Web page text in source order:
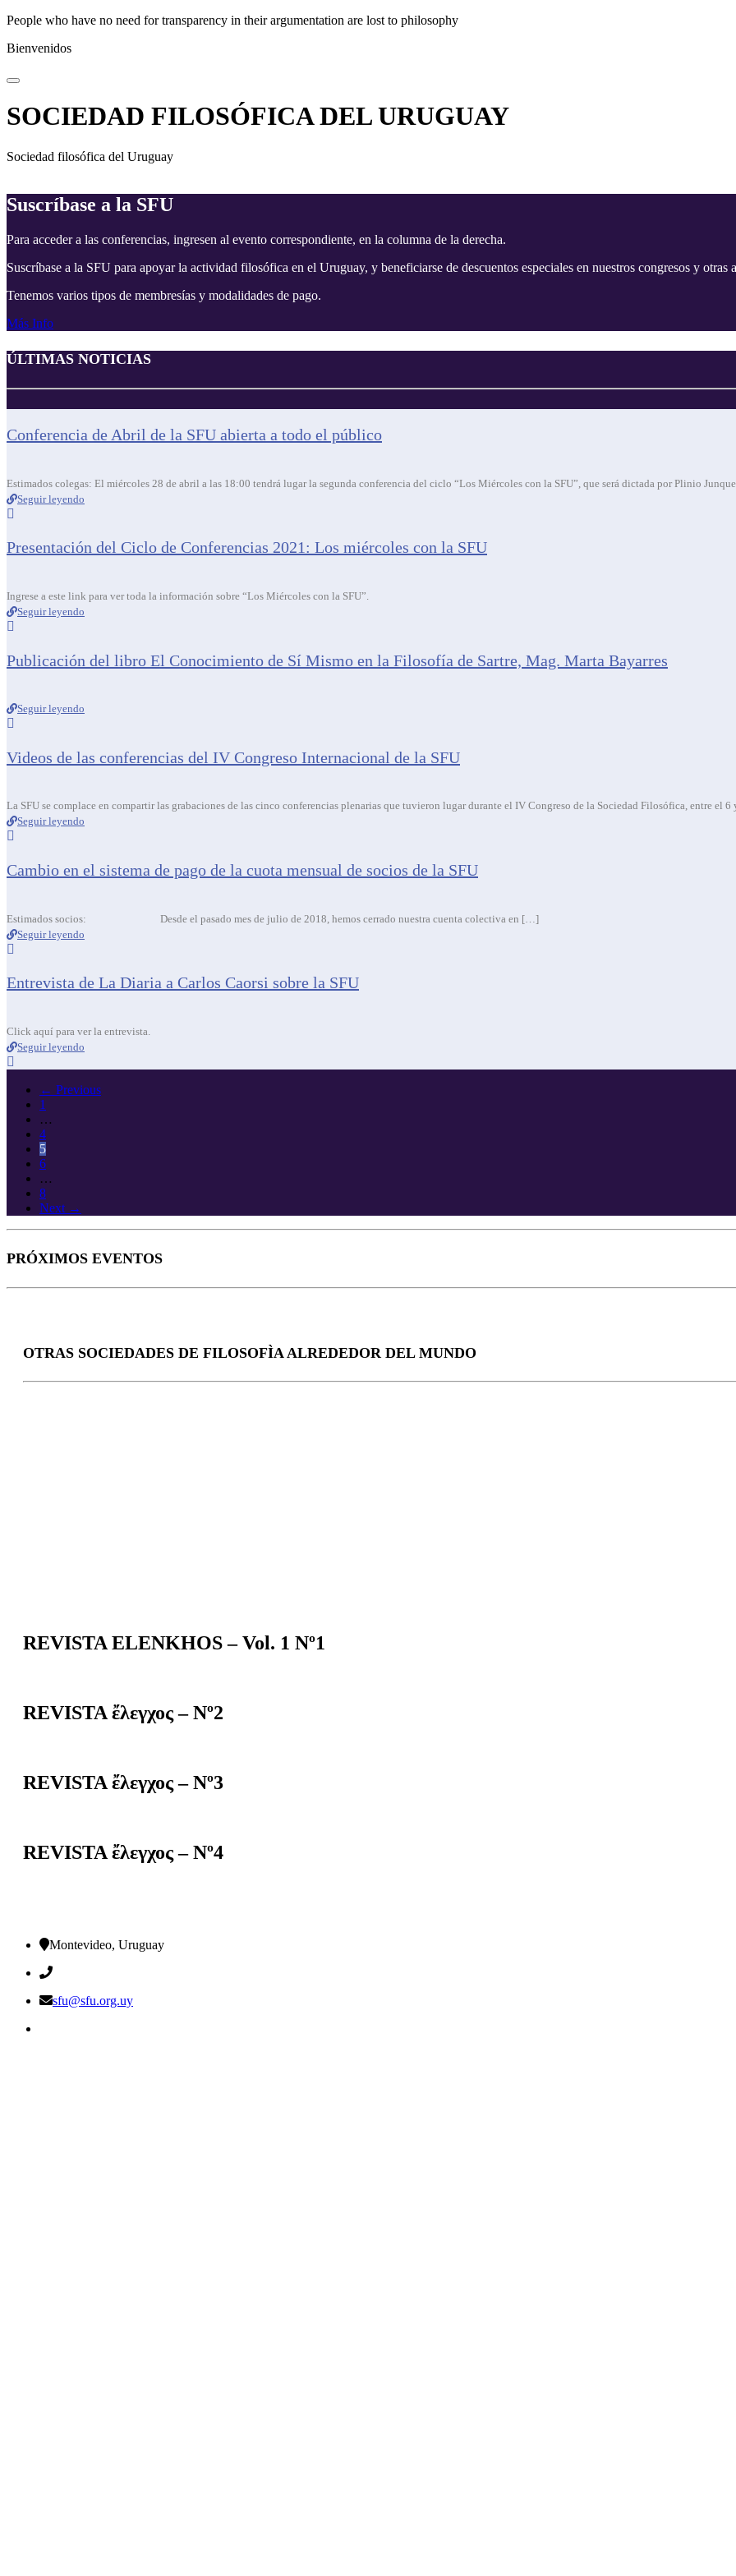
People who have no need for transparency in their argumentation are lost to philosophy
Bienvenidos
SOCIEDAD FILOSÓFICA DEL URUGUAY
Sociedad filosófica del Uruguay
Suscríbase a la SFU
Para acceder a las conferencias, ingresen al evento correspondiente, en la columna de la derecha.
Suscríbase a la SFU para apoyar la actividad filosófica en el Uruguay, y beneficiarse de descuentos especiales en nuestros congresos y otras
Tenemos varios tipos de membresías y modalidades de pago.
Más Info
ÚLTIMAS NOTICIAS
Conferencia de Abril de la SFU abierta a todo el público
Estimados colegas: El miércoles 28 de abril a las 18:00 tendrá lugar la segunda conferencia del ciclo “Los Miércoles con la SFU”, que será dictada por Plinio
Seguir leyendo
Presentación del Ciclo de Conferencias 2021: Los miércoles con la SFU
Ingrese a este link para ver toda la información sobre “Los Miércoles con la SFU”.
Seguir leyendo
Publicación del libro El Conocimiento de Sí Mismo en la Filosofía de Sartre, Mag. Marta Bayarres
Seguir leyendo
Videos de las conferencias del IV Congreso Internacional de la SFU
La SFU se complace en compartir las grabaciones de las cinco conferencias plenarias que tuvieron lugar durante el IV Congreso de la Sociedad Filosófica, entre el
Seguir leyendo
Cambio en el sistema de pago de la cuota mensual de socios de la SFU
Estimados socios: Desde el pasado mes de julio de 2018, hemos cerrado nuestra cuenta colectiva en […]
Seguir leyendo
Entrevista de La Diaria a Carlos Caorsi sobre la SFU
Click aquí para ver la entrevista.
Seguir leyendo
← Previous
1
…
4
5
6
…
8
Next →
PRÓXIMOS EVENTOS
OTRAS SOCIEDADES DE FILOSOFÌA ALREDEDOR DEL MUNDO
REVISTA ELENKHOS – Vol. 1 Nº1
REVISTA ἔλεγχος – Nº2
REVISTA ἔλεγχος – Nº3
REVISTA ἔλεγχος – Nº4
Montevideo, Uruguay
sfu@sfu.org.uy